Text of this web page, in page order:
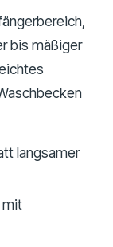
bis mäßiger
langsamer
mit